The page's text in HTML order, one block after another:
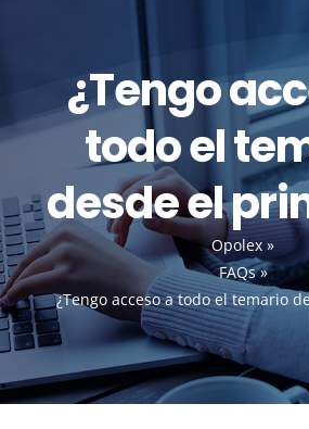
¿Tengo
todo el
desde el
Opolex »
FAQs»
¿Tengo acceso a todo el temario